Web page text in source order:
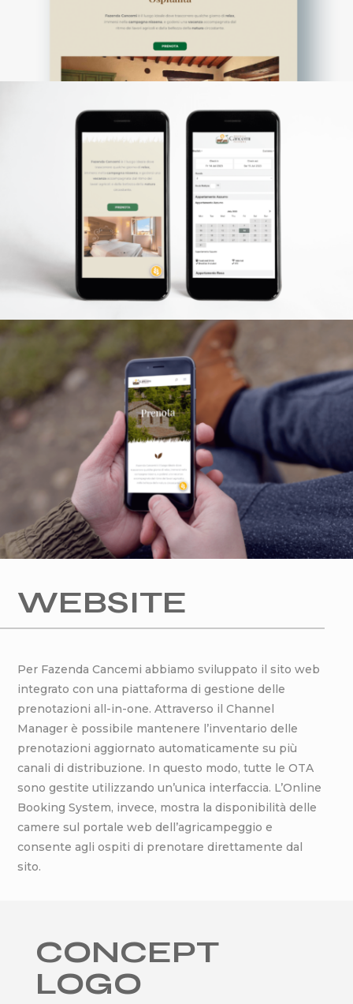
WEBSITE
Per Fazenda Cancemi abbiamo sviluppato il sito web
integrato con una piattaforma di gestione delle
prenotazioni all-in-one. Attraverso il Channel
Manager è possibile mantenere l’inventario delle
prenotazioni aggiornato automaticamente su più
canali di distribuzione. In questo modo, tutte le OTA
sono gestite utilizzando un’unica interfaccia. L’Online
Booking System, invece, mostra la disponibilità delle
camere sul portale web dell’agricampeggio e
consente agli ospiti di prenotare direttamente dal
sito.
CONCEPT
LOGO